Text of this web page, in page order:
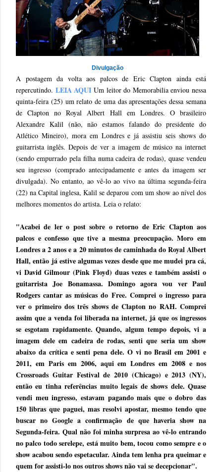
Divulgação
A postagem da volta aos palcos de Eric Clapton ainda está
repercutindo. LEIA AQUI Um leitor do Memorabilia enviou nessa
quinta-feira (25) um relato de uma das apresentações dessa semana
de Clapton no Royal Albert Hall em Londres. O brasileiro
Alexandre Kalil (não, não estamos falando do presidente do
Atlético Mineiro), mora em Londres e já assistiu seis shows do
guitarrista inglês. Depois de ver a imagem de músico na internet
(sendo empurrado pela filha numa cadeira de rodas), quase vendeu
seu ingresso (comprado antecipadamente e antes da imagem ser
divulgada). No entanto, ao vê-lo ao vivo na última segunda-feira
(22) na Capital inglesa, Kalil se deparou com um show ao nível dos
melhores momentos do artista. Leia o relato:
"Acabei de ler o post sobre o retorno de Eric Clapton aos
palcos e confesso que tive a mesma preocupação. Moro em
Londres a 2 anos e a 20 minutos de caminhada do Royal Albert
Hall, então já estive algumas vezes desde que me mudei pra cá,
vi David Gilmour (Pink Floyd) duas vezes e também assisti o
guitarrista Joe Bonamassa. Domingo agora vou ver Paul
Rodgers cantar as músicas do Free. Comprei o ingresso para
ver o primeiro dos três shows de Clapton no RAH. Comprei
assim que a venda foi liberada na internet, já que os ingressos
se esgotam rapidamente. Quando, algum tempo depois, vi a
imagem dele em cadeira de rodas, senti que seria um show
abaixo da crítica e senti pena dele. O vi no Brasil em 2001 e
2011, em Paris em 2006, aqui em Londres em 2008 e nos
Crossroads Guitar Festival de 2010 (Chicago) e 2013 (NY),
então eu tinha referências muito legais de shows dele. Quase
vendi meu ingresso, estavam pagando mais que o dobro das
150 libras que paguei, mas resolvi apostar, mesmo tendo que
buscar no Google a confirmação de que haveria show na
Segunda-feira. Qual não foi minha surpresa ao vê-lo entrando
no palco todo serelepe, está muito bem, tocou como sempre e o
show acabou sendo espetacular. Ainda tem lenha pra queimar e
quem for assisti-lo nos outros shows não vai se decepcionar".